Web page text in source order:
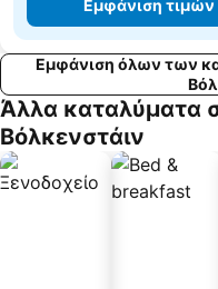
Εμφάνιση τιμών
Εμφάνιση όλων των
Άλλα καταλύματα
Βόλκενστάιν